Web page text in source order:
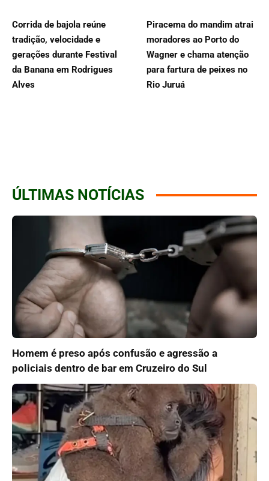
Corrida de bajola reúne
tradição, velocidade e
gerações durante Festival
da Banana em Rodrigues
Alves
Piracema do mandim atrai
moradores ao Porto do
Wagner e chama atenção
para fartura de peixes no
Rio Juruá
ÚLTIMAS NOTÍCIAS
Homem é preso após confusão e agressão a
policiais dentro de bar em Cruzeiro do Sul